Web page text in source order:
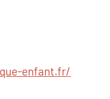
enfant.fr/